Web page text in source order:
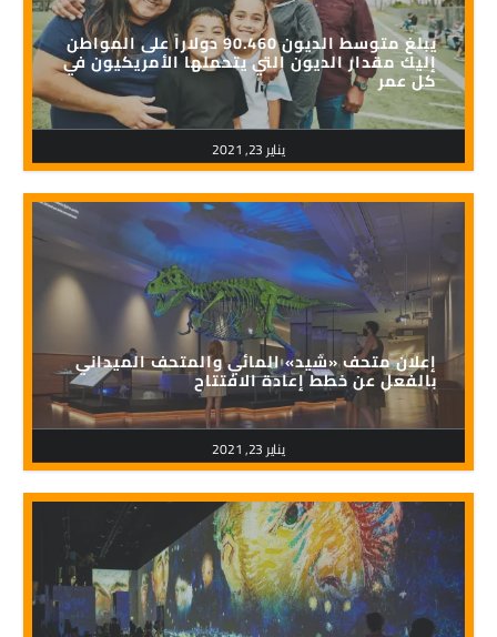
يناير 23, 2021
يبلغ متوسط الديون 90.460 دولاراً على المواطن
إليك مقدار الديون التي يتحملها الأمريكيون في
كل عمر
يناير 23, 2021
إعلان متحف «شيد» المائي والمتحف الميداني
بالفعل عن خطط إعادة الافتتاح